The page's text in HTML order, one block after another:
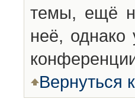
темы, ещё
неё,
Вернуться